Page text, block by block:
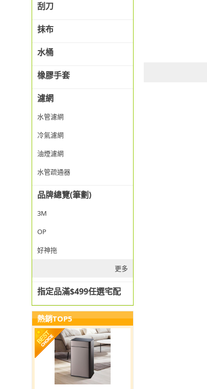
刮刀
抹布
水桶
橡膠手套
濾網
水管濾網
冷氣濾網
油煙濾網
水管疏通器
品牌總覽(筆劃)
3M
OP
好神拖
更多
指定品滿$499任選宅配
熱銷TOP5